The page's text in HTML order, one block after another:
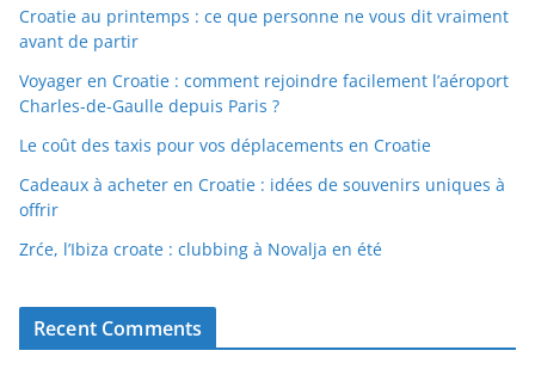
Croatie au printemps : ce que personne ne vous dit vraiment
avant de partir
Voyager en Croatie : comment rejoindre facilement l’aéroport
Charles-de-Gaulle depuis Paris ?
Le coût des taxis pour vos déplacements en Croatie
Cadeaux à acheter en Croatie : idées de souvenirs uniques à
offrir
Zrće, l’Ibiza croate : clubbing à Novalja en été
Recent Comments